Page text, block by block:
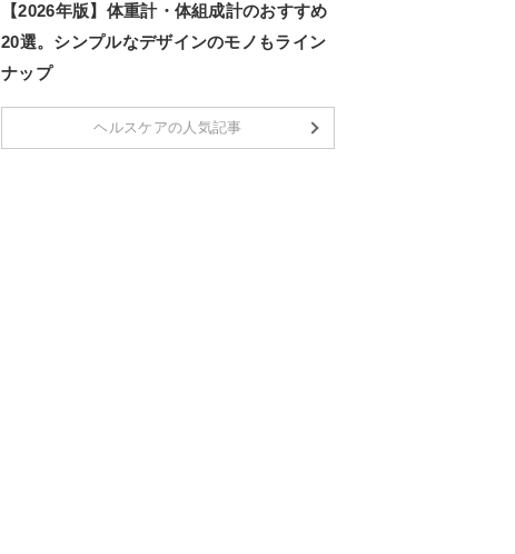
【2026年版】体重計・体組成計のおすすめ
20選。シンプルなデザインのモノもライン
ナップ
ヘルスケアの人気記事